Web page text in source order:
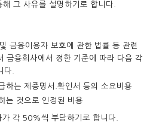
그 사유를 설명하기로 합니다.
금융이용자 보호에 관한 법률 등 관련
금융회사에서 정한 기준에 따라 다음 각
다.
하는 제증명서.확인서 등의 소요비용
는 것으로 인정된 비용
각 50%씩 부담하기로 합니다.